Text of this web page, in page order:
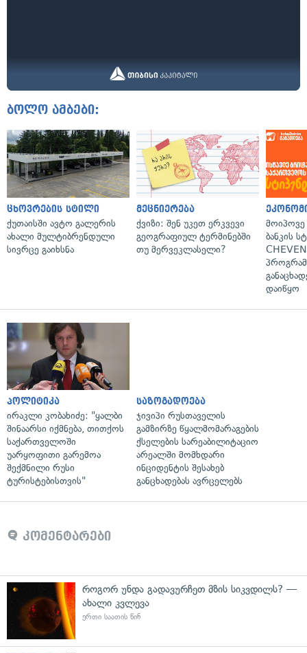
ბოლო ამბები:
ცხოვრების სტილი
ქუთაისში ავტო გალერის
ახალი მულტიბრენდული
სივრცე გაიხსნა
მეცნიერება
ქვიზი: შენ უკეთ ერკვევი
გეოგრაფიულ ტერმინებში
თუ მერვეკლასელი?
ბანკის
დაიწყო
პოლიტიკა
ირაკლი კობახიძე: "ყალბი
შინაარსი იქმნება, თითქოს
საქართველოში
უარყოფითი გარემოა
შექმნილი რუსი
ტურისტებისთვის"
საზოგადოება
ჯივიპი რუსთაველის
გამზირზე წყალმომარაგების
ქსელების სარეაბილიტაციო
არეალში მომხდარი
ინციდენტის შესახებ
განცხადებას ავრცელებს
კომენტარები
როგორ უნდა გადავურჩეთ მზის სიკვდილს? —
ახალი კვლევა
ერთი საათის წინ